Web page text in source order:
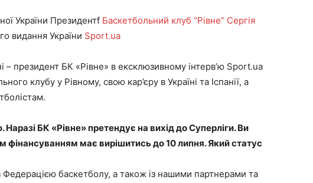
України Президентf Баскетбольний клуб “Рівне” Сергія
видання України Sport.ua
– президент БК «Рівне» в ексклюзивному інтерв’ю Sport.ua
клубу у Рівному, свою кар’єру в Україні та Іспанії, а
БК «Рівне» претендує на вихід до Суперліги. Ви
фінансуванням має вирішитись до 10 липня. Який статус
Федерацією баскетболу, а також із нашими партнерами та